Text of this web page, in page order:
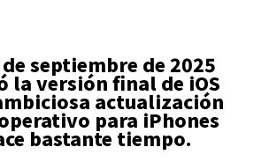
septiembre de 2025
la versión final de iOS
actualización
para iPhones
bastante tiempo.